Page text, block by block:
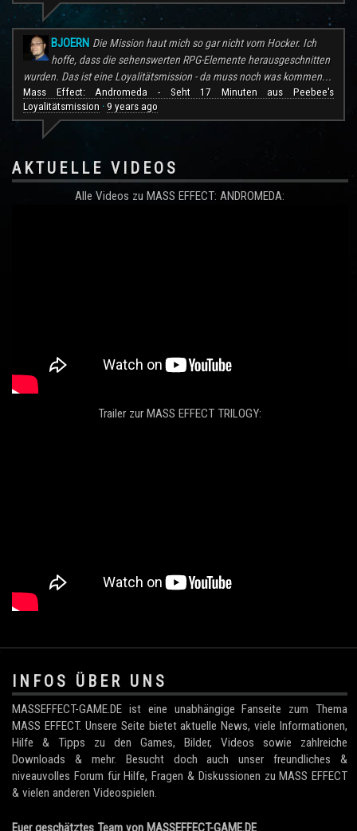
BJOERN Die Mission haut mich so gar nicht vom Hocker. Ich
hoffe, dass die sehenswerten RPG-Elemente herausgeschnitten
wurden. Das ist eine Loyalitätsmission - da muss noch was kommen...
Mass Effect: Andromeda - Seht 17 Minuten aus Peebee's
Loyalitätsmission · 9 years ago
AKTUELLE VIDEOS
Alle Videos zu MASS EFFECT: ANDROMEDA:
Trailer zur MASS EFFECT TRILOGY:
.
INFOS ÜBER UNS
MASSEFFECT-GAME.DE ist eine unabhängige Fanseite zum Thema
MASS EFFECT. Unsere Seite bietet aktuelle News, viele Informationen,
Hilfe & Tipps zu den Games, Bilder, Videos sowie zahlreiche
Downloads & mehr. Besucht doch auch unser freundliches &
niveauvolles Forum für Hilfe, Fragen & Diskussionen zu MASS EFFECT
& vielen anderen Videospielen.
Euer geschätztes Team von MASSEFFECT-GAME.DE